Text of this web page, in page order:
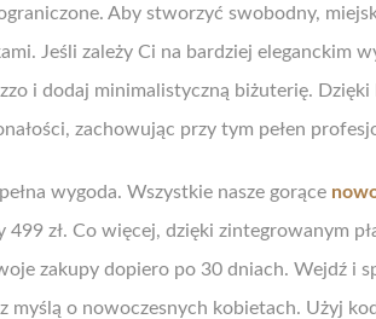
Aby stworzyć swobodny,
Jeśli zależy Ci na bardziej eleganckim
i dodaj minimalistyczną biżuterię.
zachowując przy tym pełen
wygoda. Wszystkie nasze gorące
zł. Co więcej, dzięki zintegrowanym
zakupy dopiero po 30 dniach. Wejdź i
myślą o nowoczesnych kobietach. Użyj